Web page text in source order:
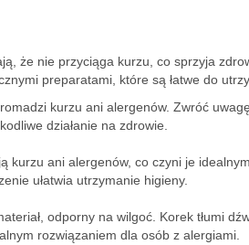
że nie przyciąga kurzu, co sprzyja
preparatami, które są łatwe do
kurzu ani alergenów. Zwróć
działanie na zdrowie.
kurzu ani alergenów, co czyni je
ułatwia utrzymanie higieny.
odporny na wilgoć. Korek tłumi
rozwiązaniem dla osób z alergiami.